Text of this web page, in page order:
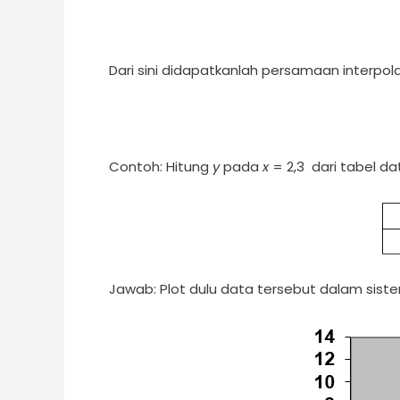
Dari sini didapatkanlah persamaan
Contoh: Hitung ypadax= 2,3 dari tabel
Jawab: Plot dulu data tersebut dalam